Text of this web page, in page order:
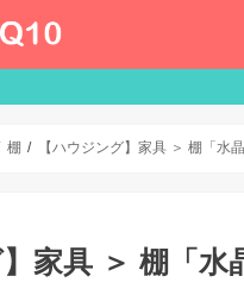
棚 【ハウジング】家具 ＞ 棚「水
家具 ＞ 棚「水